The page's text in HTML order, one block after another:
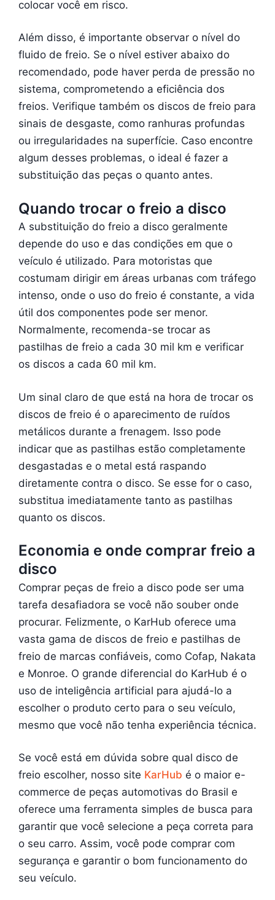
colocar você em risco.
Além disso, é importante observar o nível do
fluido de freio. Se o nível estiver abaixo do
recomendado, pode haver perda de pressão no
sistema, comprometendo a eficiência dos
freios. Verifique também os discos de freio para
sinais de desgaste, como ranhuras profundas
ou irregularidades na superfície. Caso encontre
algum desses problemas, o ideal é fazer a
substituição das peças o quanto antes.
Quando trocar o freio a disco
A substituição do freio a disco geralmente
depende do uso e das condições em que o
veículo é utilizado. Para motoristas que
costumam dirigir em áreas urbanas com tráfego
intenso, onde o uso do freio é constante, a vida
útil dos componentes pode ser menor.
Normalmente, recomenda-se trocar as
pastilhas de freio a cada 30 mil km e verificar
os discos a cada 60 mil km.
Um sinal claro de que está na hora de trocar os
discos de freio é o aparecimento de ruídos
metálicos durante a frenagem. Isso pode
indicar que as pastilhas estão completamente
desgastadas e o metal está raspando
diretamente contra o disco. Se esse for o caso,
substitua imediatamente tanto as pastilhas
quanto os discos.
Economia e onde comprar freio a
disco
Comprar peças de freio a disco pode ser uma
tarefa desafiadora se você não souber onde
procurar. Felizmente, o KarHub oferece uma
vasta gama de discos de freio e pastilhas de
freio de marcas confiáveis, como Cofap, Nakata
e Monroe. O grande diferencial do KarHub é o
uso de inteligência artificial para ajudá-lo a
escolher o produto certo para o seu veículo,
mesmo que você não tenha experiência técnica.
Se você está em dúvida sobre qual disco de
freio escolher, nosso site KarHub é o maior e-
commerce de peças automotivas do Brasil e
oferece uma ferramenta simples de busca para
garantir que você selecione a peça correta para
o seu carro. Assim, você pode comprar com
segurança e garantir o bom funcionamento do
seu veículo.